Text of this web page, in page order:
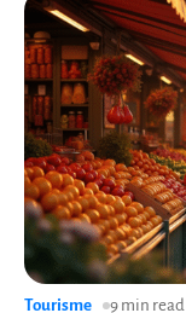
Tourisme 9 min read